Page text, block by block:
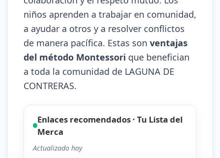
niños aprenden a trabajar en comunidad,
a ayudar a otros y a resolver conflictos
de manera pacífica. Estas son ventajas
del método Montessori que benefician
a toda la comunidad de LAGUNA DE
CONTRERAS.
Enlaces recomendados · Tu Lista del
Merca
Actualizado hoy